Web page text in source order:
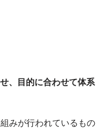
、目的に合わせて体系
みが行われているもの